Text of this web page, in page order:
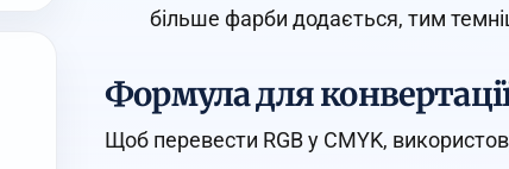
більше фарби додається, тим
Формула для
Щоб перевести RGB у CMYK,